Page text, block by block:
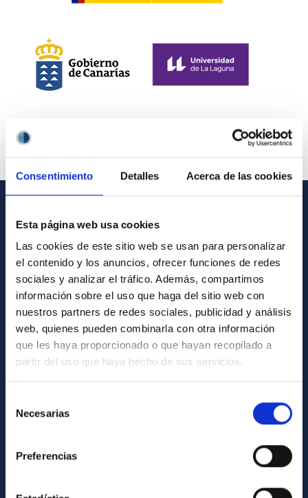
Consentimiento Detalles Acerca de las cookies
Esta página web usa cookies
Las cookies de este sitio web se usan para personalizar
el contenido y los anuncios, ofrecer funciones de redes
sociales y analizar el tráfico. Además, compartimos
información sobre el uso que haga del sitio web con
nuestros partners de redes sociales, publicidad y análisis
web, quienes pueden combinarla con otra información
que les haya proporcionado o que hayan recopilado a
partir del uso que haya hecho de sus servicios.
Necesarias
Preferencias
GENERAL INFORMATION
Contact
How to get to the IAC
List of personnel
Library
General register
Legislation
Code of ethics and anti-fraud policy